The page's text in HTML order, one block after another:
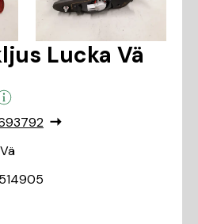
Lucka Vä